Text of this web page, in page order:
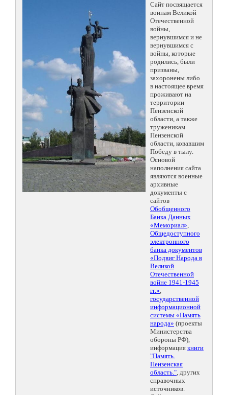
Сайт посвящается
воинам Великой
Отечественной
войны,
вернувшимся и не
вернувшимся с
войны, которые
родились, были
призваны,
захоронены либо
в настоящее время
проживают на
территории
Пензенской
области, а также
труженикам
Пензенской
области, ковавшим
Победу в тылу.
Основой
наполнения сайта
являются военные
архивные
документы с
сайтов
Обобщенного
Банка Данных
«Мемориал»,
Общедоступного
электронного
банка документов
«Подвиг Народа в
Великой
Отечественной
войне 1941-1945
гг.»,
государственной
информационной
системы «Память
народа» (проекты
Министерства
обороны РФ),
информация книги
"Память.
Пензенская
область.", других
справочных
источников.